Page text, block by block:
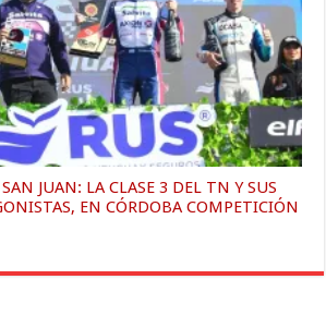
JUAN: LA CLASE 3 DEL TN Y SUS
EN CÓRDOBA COMPETICIÓN